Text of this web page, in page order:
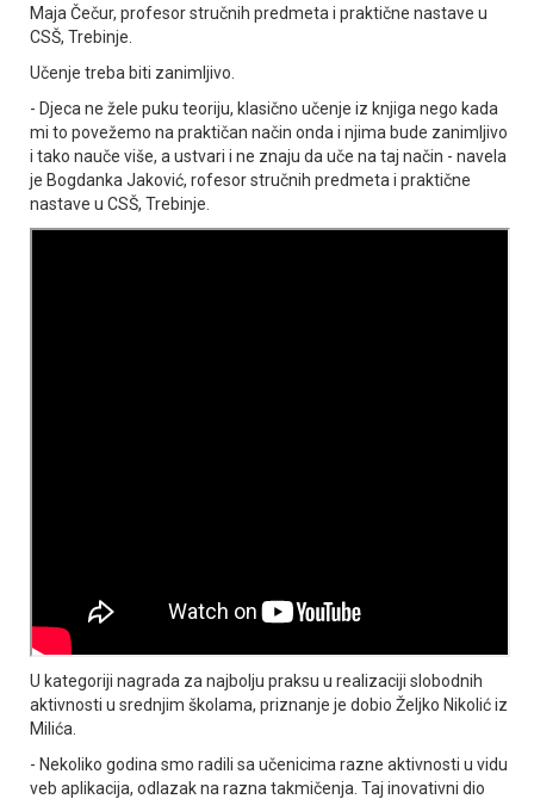
Maja Čečur, profesor stručnih predmeta i praktične nastave u
CSŠ, Trebinje.
Učenje treba biti zanimljivo.
- Djeca ne žele puku teoriju, klasično učenje iz knjiga nego kada
mi to povežemo na praktičan način onda i njima bude zanimljivo
i tako nauče više, a ustvari i ne znaju da uče na taj način - navela
je Bogdanka Јaković, rofesor stručnih predmeta i praktične
nastave u CSŠ, Trebinje.
U kategoriji nagrada za najbolju praksu u realizaciji slobodnih
aktivnosti u srednjim školama, priznanje je dobio Željko Nikolić iz
Milića.
- Nekoliko godina smo radili sa učenicima razne aktivnosti u vidu
veb aplikacija, odlazak na razna takmičenja. Taj inovativni dio